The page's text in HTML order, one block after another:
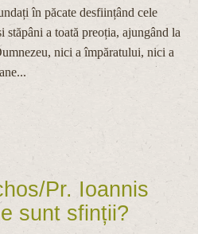
în păcate desființând cele
stăpâni a toată preoția, ajungând la
nici a împăratului, nici a
Pr. Ioannis
sunt sfinții?